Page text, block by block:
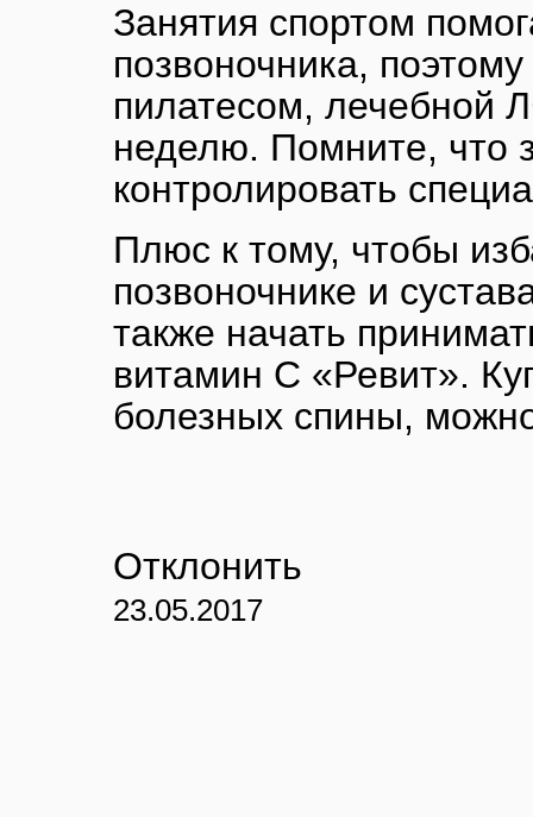
Занятия спортом
позвоночника,
пилатесом, лечебной
неделю. Помните, что
контролировать
Плюс к тому, чтобы
позвоночнике и
также начать
витамин С «Ревит».
болезных спины,
Отклонить
23.05.2017